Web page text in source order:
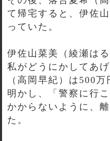
て帰宅すると、伊佐
っていた。
伊佐山菜美（綾瀬は
私がどうにかしてあ
（高岡早紀）は500
明かし、「警察に行
かからないように、
た。